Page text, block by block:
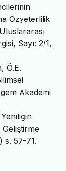
Özyeterlilik
Sayı: 2/1,
Ö.E.,
Akademi
Geliştirme
s. 57-71.